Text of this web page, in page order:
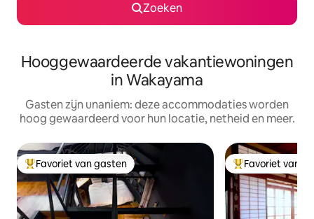
Zoeken
Hooggewaardeerde vakantiewoningen
in Wakayama
Gasten zijn unaniem: deze accommodaties worden
hoog gewaardeerd voor hun locatie, netheid en meer.
Topfavoriet van gasten
Favoriet van gasten Topfavoriet van
Favoriet van